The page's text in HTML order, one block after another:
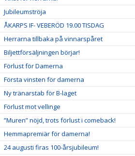
Jubileumströja
ÅKARPS IF- VEBERÖD 19.00 TISDAG
Herrarna tillbaka på vinnarspåret
Biljettförsäljningen börjar!
Förlust för Damerna
Första vinsten för damerna
Ny tränarstab för B-laget
Förlust mot vellinge
”Muren” nöjd, trots förlust i comeback!
Hemmapremiär för damerna!
24 augusti firas 100-årsjubileum!